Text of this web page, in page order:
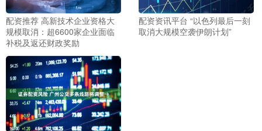
配资推荐 高新技术企业资格大
规模取消：超6600家企业面临
补税及返还财政奖励
配资资讯平台 “以色列最后一刻
取消大规模空袭伊朗计划”